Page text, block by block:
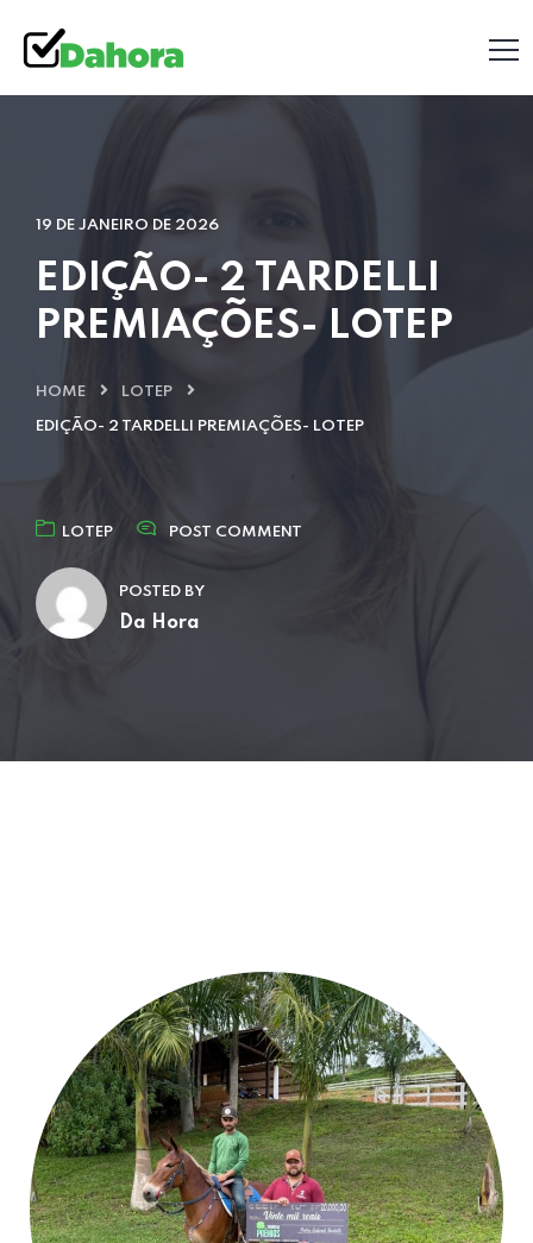
19 DE JANEIRO DE 2026
EDIÇÃO- 2 TARDELLI
PREMIAÇÕES- LOTEP
HOME LOTEP
EDIÇÃO- 2 TARDELLI PREMIAÇÕES- LOTEP
LOTEP POST COMMENT
POSTED BY
Da Hora